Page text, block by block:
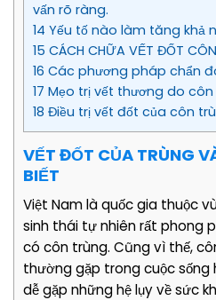
vấn rõ ràng.
14 Yếu tố nào làm tăng khả
15 CÁCH CHỮA VẾT ĐỐT
16 Các phương pháp chẩn
17 Mẹo trị vết thương do
18 Điều trị vết đốt của côn
VẾT ĐỐT CỦA TRÙNG
BIẾT
Việt Nam là quốc gia thuộc
sinh thái tự nhiên rất phong
có côn trùng. Cũng vì thế,
thường gặp trong cuộc sống
dễ gặp những hệ lụy về sức